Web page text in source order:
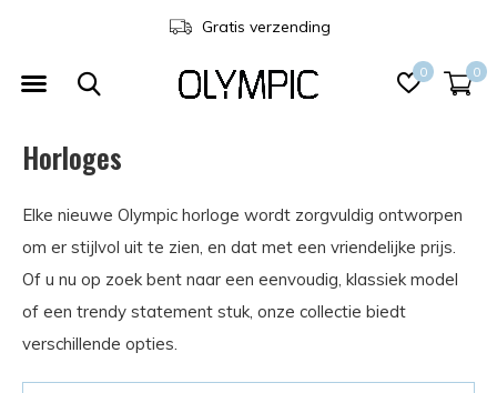
0 0
Gratis verzending
Horloges
Elke nieuwe Olympic horloge wordt zorgvuldig ontworpen
om er stijlvol uit te zien, en dat met een vriendelijke prijs.
Of u nu op zoek bent naar een eenvoudig, klassiek model
of een trendy statement stuk, onze collectie biedt
verschillende opties.